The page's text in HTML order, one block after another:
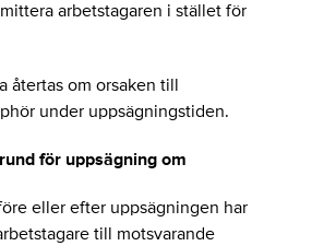
arbetstagaren i stället för
återtas om orsaken till
under uppsägningstiden.
för uppsägning om
eller efter uppsägningen har
till motsvarande